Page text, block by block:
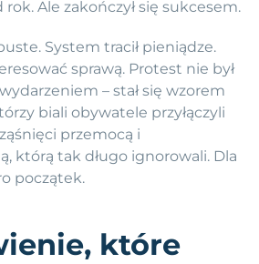
Ale zakończył się sukcesem.
System tracił pieniądze.
sprawą. Protest nie był
– stał się wzorem
biali obywatele przyłączyli
przemocą i
którą tak długo ignorowali. Dla
początek.
które